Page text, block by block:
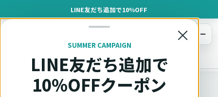
LINE友だち追加で10%OFF
×
SUMMER CAMPAIGN
LINE友だち追加で
10%OFFクーポン
オットキャスト
メニュー
お問い合わせ
OTTOCAST正規販売代理店 AZGATE株式会社